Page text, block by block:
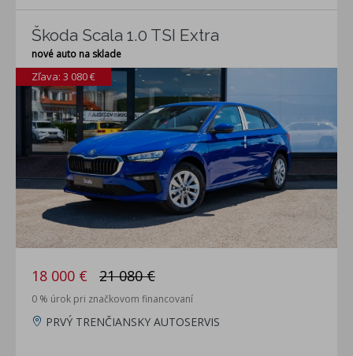
Škoda Scala 1.0 TSI Extra
nové auto na sklade
Zľava: 3 080 €
18 000 € 21 080 €
0 % úrok pri značkovom financovaní
PRVÝ TRENČIANSKY AUTOSERVIS